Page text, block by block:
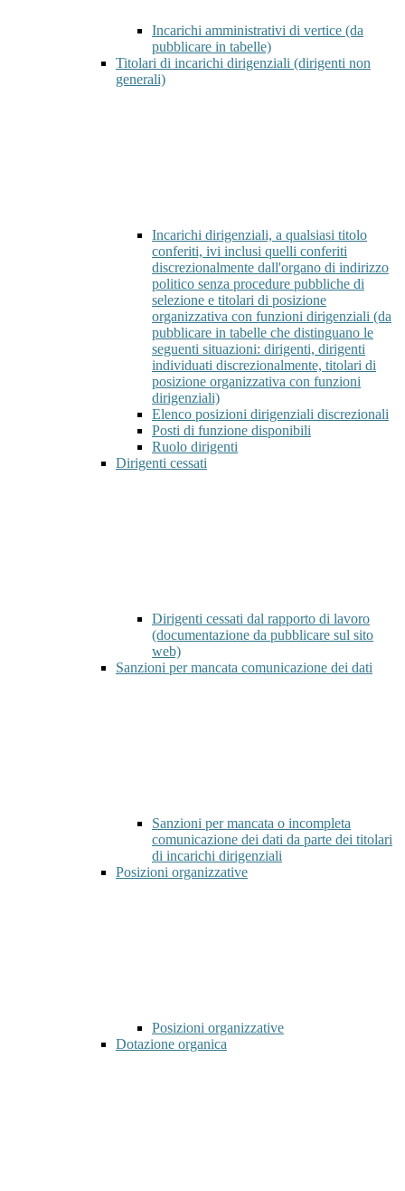
Incarichi amministrativi di vertice (da
pubblicare in tabelle)
Titolari di incarichi dirigenziali (dirigenti non
generali)
Incarichi dirigenziali, a qualsiasi titolo
conferiti, ivi inclusi quelli conferiti
discrezionalmente dall'organo di indirizzo
politico senza procedure pubbliche di
selezione e titolari di posizione
organizzativa con funzioni dirigenziali (da
pubblicare in tabelle che distinguano le
seguenti situazioni: dirigenti, dirigenti
individuati discrezionalmente, titolari di
posizione organizzativa con funzioni
dirigenziali)
Elenco posizioni dirigenziali discrezionali
Posti di funzione disponibili
Ruolo dirigenti
Dirigenti cessati
Dirigenti cessati dal rapporto di lavoro
(documentazione da pubblicare sul sito
web)
Sanzioni per mancata comunicazione dei dati
Sanzioni per mancata o incompleta
comunicazione dei dati da parte dei titolari
di incarichi dirigenziali
Posizioni organizzative
Posizioni organizzative
Dotazione organica